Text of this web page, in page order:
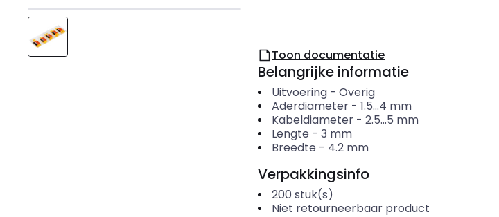
Toon documentatie
Belangrijke informatie
Uitvoering- Overig
Aderdiameter- 1.5...4 mm
Kabeldiameter- 2.5...5 mm
Lengte - 3 mm
Breedte - 4.2 mm
Verpakkingsinfo
200 stuk(s)
Niet retourneerbaar product